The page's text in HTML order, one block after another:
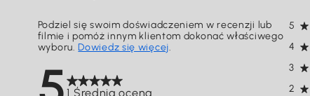
1 Średnia ocena
Podziel się swoim doświadczeniem w recenzji lub
filmie i pomóż innym klientom dokonać właściwego
wyboru.Dowiedz się więcej.
2
3
4
5